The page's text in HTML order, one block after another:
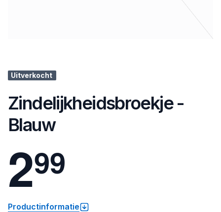
Uitverkocht
Zindelijkheidsbroekje -
Blauw
299
Productinformatie